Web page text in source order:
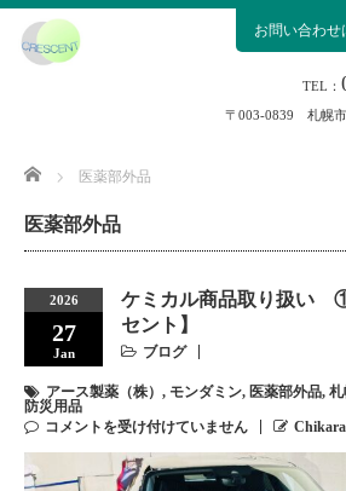
お問い合わせ
TEL：
〒003-0839 札幌
Home 医薬部外品
医薬部外品
2026
27
Jan
ケミカル商品取り扱い
セント】
ブログ
アース製薬（株） , モンダミン, 医薬部外品,
防災用品
コメントを受け付けていません